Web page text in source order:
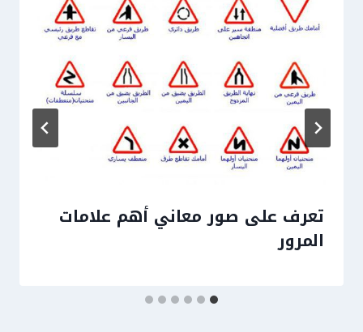
تعرف على صور معاني أهم علامات
المرور